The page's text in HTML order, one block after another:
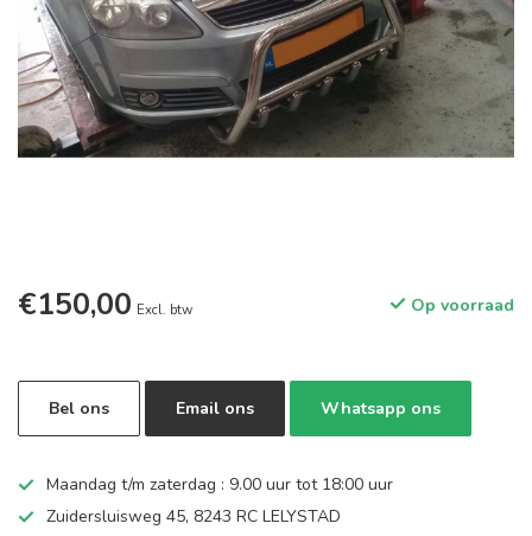
€150,00 Excl. btw Op voorraad
Bel ons Email ons Whatsapp ons
Maandag t/m zaterdag : 9.00 uur tot 18:00 uur
Zuidersluisweg 45, 8243 RC LELYSTAD